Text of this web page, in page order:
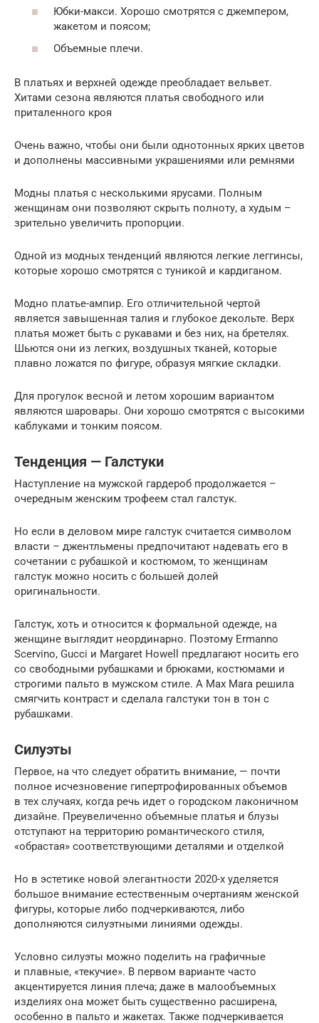
Юбки-макси. Хорошо смотрятся с джемпером,
жакетом и поясом;
Объемные плечи.
В платьях и верхней одежде преобладает вельвет.
Хитами сезона являются платья свободного или
приталенного кроя
Очень важно, чтобы они были однотонных ярких цветов
и дополнены массивными украшениями или ремнями
Модны платья с несколькими ярусами. Полным
женщинам они позволяют скрыть полноту, а худым –
зрительно увеличить пропорции.
Одной из модных тенденций являются легкие леггинсы,
которые хорошо смотрятся с туникой и кардиганом.
Модно платье-ампир. Его отличительной чертой
является завышенная талия и глубокое декольте. Верх
платья может быть с рукавами и без них, на бретелях.
Шьются они из легких, воздушных тканей, которые
плавно ложатся по фигуре, образуя мягкие складки.
Для прогулок весной и летом хорошим вариантом
являются шаровары. Они хорошо смотрятся с высокими
каблуками и тонким поясом.
Тенденция — Галстуки
Наступление на мужской гардероб продолжается –
очередным женским трофеем стал галстук.
Но если в деловом мире галстук считается символом
власти – джентльмены предпочитают надевать его в
сочетании с рубашкой и костюмом, то женщинам
галстук можно носить с большей долей
оригинальности.
Галстук, хоть и относится к формальной одежде, на
женщине выглядит неординарно. Поэтому Ermanno
Scervino, Gucci и Margaret Howell предлагают носить его
со свободными рубашками и брюками, костюмами и
строгими пальто в мужском стиле. А Max Mara решила
смягчить контраст и сделала галстуки тон в тон с
рубашками.
Силуэты
Первое, на что следует обратить внимание, — почти
полное исчезновение гипертрофированных объемов
в тех случаях, когда речь идет о городском лаконичном
дизайне. Преувеличенно объемные платья и блузы
отступают на территорию романтического стиля,
«обрастая» соответствующими деталями и отделкой
Но в эстетике новой элегантности 2020-х уделяется
большое внимание естественным очертаниям женской
фигуры, которые либо подчеркиваются, либо
дополняются силуэтными линиями одежды.
Условно силуэты можно поделить на графичные
и плавные, «текучие». В первом варианте часто
акцентируется линия плеча; даже в малообъемных
изделиях она может быть существенно расширена,
особенно в пальто и жакетах. Также подчеркивается